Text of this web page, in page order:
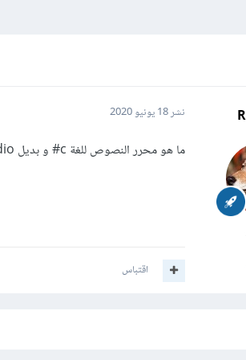
نشر18 يونيو 2020
ما هو محرر النصوص للغة c# و بديل visual studio
اقتباس